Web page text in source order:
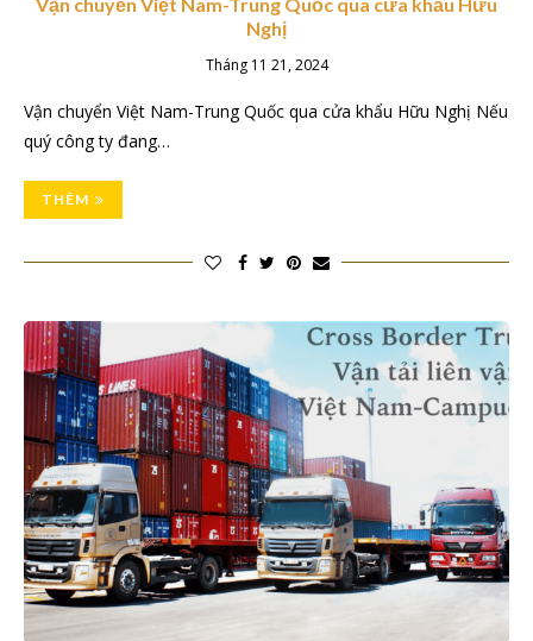
Nghị
Tháng 11 21, 2024
Vận chuyển Việt Nam-Trung Quốc qua cửa khẩu Hữu Nghị Nếu
quý công ty đang…
THÊM